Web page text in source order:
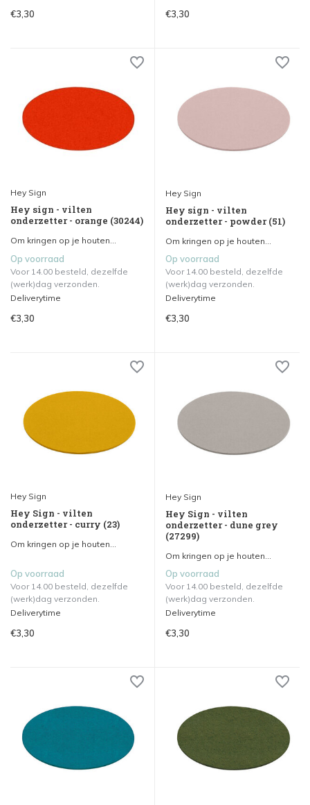
€3,30 €3,30
Hey Sign
Hey sign - vilten
onderzetter - orange (30244)
Om kringen op je houten...
Op voorraad
Voor 14.00 besteld, dezelfde
(werk)dag verzonden.
Deliverytime
€3,30
Hey Sign
Hey sign - vilten
onderzetter - powder (51)
Om kringen op je houten...
Op voorraad
Voor 14.00 besteld, dezelfde
(werk)dag verzonden.
Deliverytime
€3,30
Hey Sign
Hey Sign - vilten
onderzetter - curry (23)
Om kringen op je houten...
Op voorraad
Voor 14.00 besteld, dezelfde
(werk)dag verzonden.
Deliverytime
€3,30
Hey Sign
Hey Sign - vilten
onderzetter - dune grey
(27299)
Om kringen op je houten...
Op voorraad
Voor 14.00 besteld, dezelfde
(werk)dag verzonden.
Deliverytime
€3,30